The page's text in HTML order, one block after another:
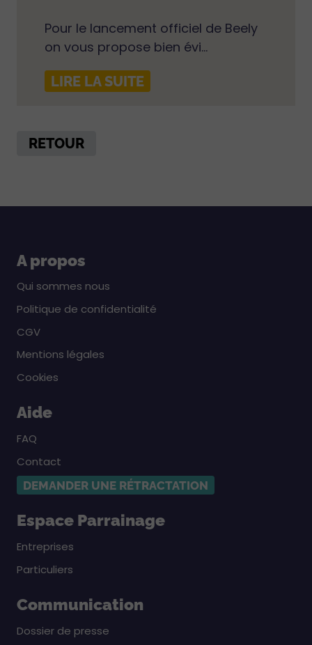
Pour le lancement officiel de Beely
on vous propose bien évi...
LIRE LA SUITE
RETOUR
A propos
Qui sommes nous
Politique de confidentialité
CGV
Mentions légales
Cookies
Aide
FAQ
Contact
DEMANDER UNE RÉTRACTATION
Espace Parrainage
Entreprises
Particuliers
Communication
Dossier de presse